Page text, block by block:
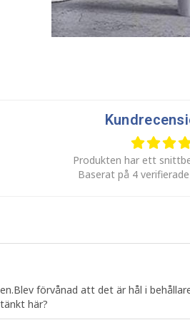
Produkten har ett
Baserat på 4
förvånad att det är hål i
här?